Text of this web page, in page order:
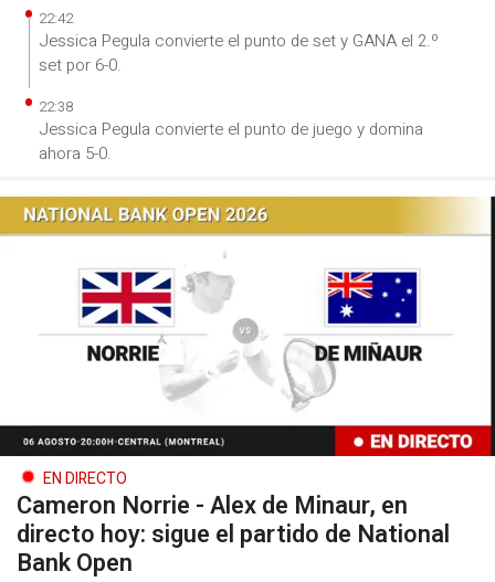
22:42
Jessica Pegula convierte el punto de set y GANA el 2.º
set por 6-0.
22:38
Jessica Pegula convierte el punto de juego y domina
ahora 5-0.
EN DIRECTO
Cameron Norrie - Alex de Minaur, en
directo hoy: sigue el partido de National
Bank Open